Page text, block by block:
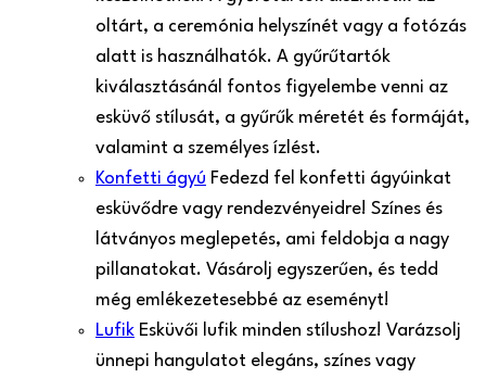
oltárt, a ceremónia helyszínét vagy a fotózás
alatt is használhatók. A gyűrűtartók
kiválasztásánál fontos figyelembe venni az
esküvő stílusát, a gyűrűk méretét és formáját,
valamint a személyes ízlést.
Konfetti ágyú Fedezd fel konfetti ágyúinkat
esküvődre vagy rendezvényeidre! Színes és
látványos meglepetés, ami feldobja a nagy
pillanatokat. Vásárolj egyszerűen, és tedd
még emlékezetesebbé az eseményt!
Lufik Esküvői lufik minden stílushoz! Varázsolj
ünnepi hangulatot elegáns, színes vagy